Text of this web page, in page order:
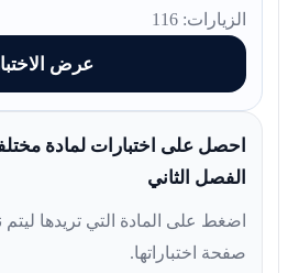
الزيارات: 116
عرض
احصل على اختبارات لمادة
الفصل الثاني
اضغط على المادة التي تريدها ليتم
صفحة اختباراتها.